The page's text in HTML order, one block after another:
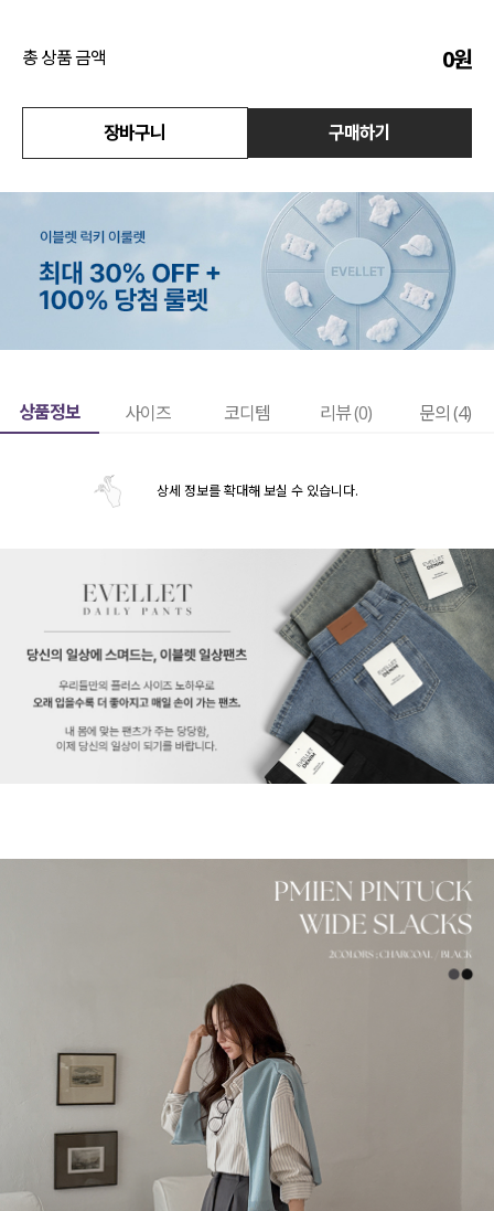
총 상품 금액 0원
장바구니 구매하기
상품정보 사이즈 코디템 리뷰 (0) 문의 (4)
상세 정보를 확대해 보실 수 있습니다.